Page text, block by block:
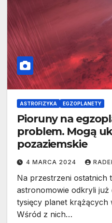
ASTROFIZYKA EGZOPLANETY
Pioruny na
problem. Mogą
pozaziemskie
4 MARCA 2024
Na przestrzeni ostatnich
astronomowie odkryli już
tysięcy planet krążących
Wśród z nich…